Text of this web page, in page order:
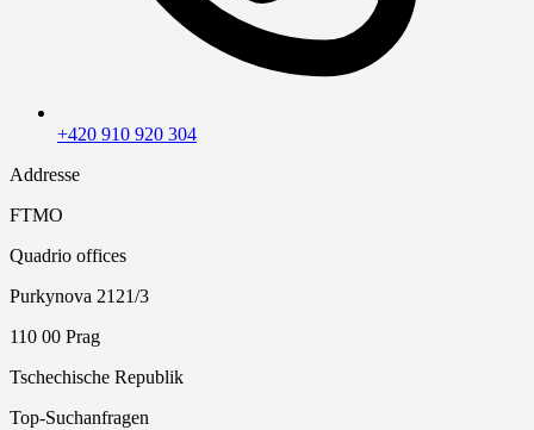
+420 910 920 304
Addresse
FTMO
Quadrio offices
Purkynova 2121/3
110 00 Prag
Tschechische Republik
Top-Suchanfragen